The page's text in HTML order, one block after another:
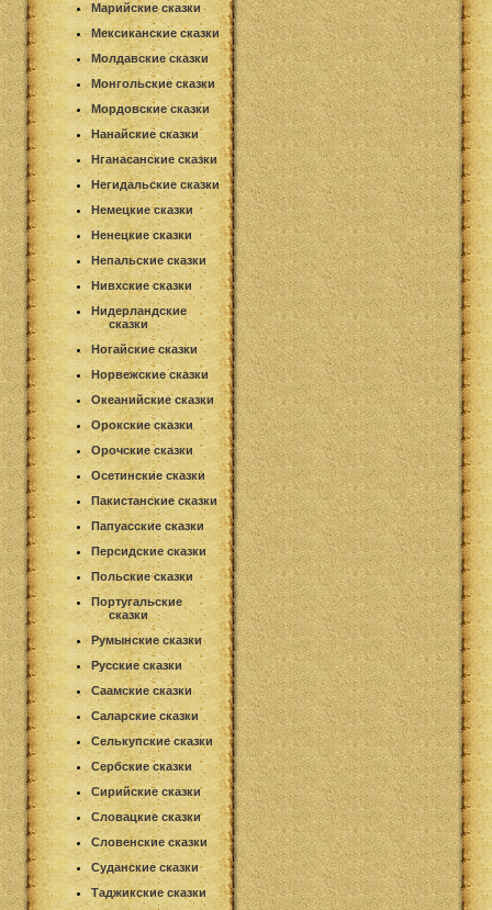
Марийские сказки
Мексиканские сказки
Молдавские сказки
Монгольские сказки
Мордовские сказки
Нанайские сказки
Нганасанские сказки
Негидальские сказки
Немецкие сказки
Ненецкие сказки
Непальские сказки
Нивхские сказки
Нидерландские
сказки
Ногайские сказки
Норвежские сказки
Океанийские сказки
Орокские сказки
Орочские сказки
Осетинские сказки
Пакистанские сказки
Папуасские сказки
Персидские сказки
Польские сказки
Португальские
сказки
Румынские сказки
Русские сказки
Саамские сказки
Саларские сказки
Селькупские сказки
Сербские сказки
Сирийские сказки
Словацкие сказки
Словенские сказки
Суданские сказки
Таджикские сказки